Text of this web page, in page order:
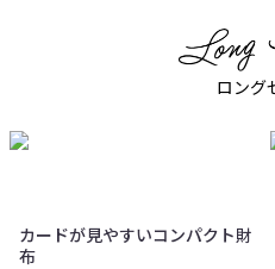
ロング
カードが見やすいコンパクト財
布